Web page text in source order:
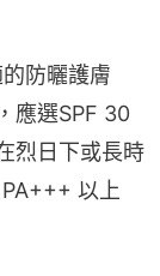
防曬護膚
應選SPF 30
烈日下或長時
以上